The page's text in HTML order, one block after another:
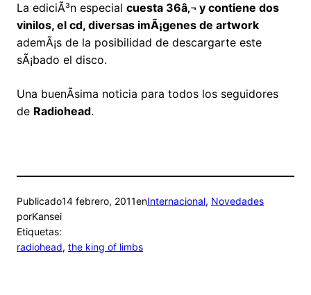
La ediciÃ³n especial cuesta 36â‚¬ y contiene dos
vinilos, el cd, diversas imÃ¡genes de artwork
ademÃ¡s de la posibilidad de descargarte este
sÃ¡bado el disco.
Una buenÃ­sima noticia para todos los seguidores
de Radiohead.
Publicado14 febrero, 2011enInternacional, Novedades
porKansei
Etiquetas:
radiohead, the king of limbs